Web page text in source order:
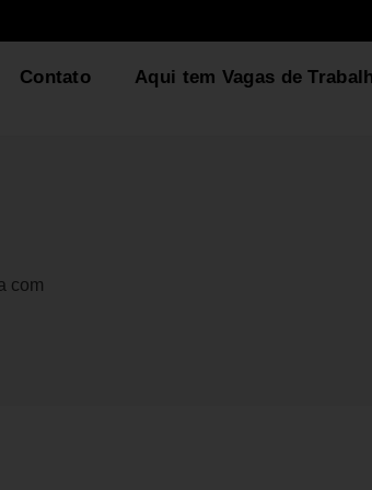
Contato Aqui tem Vagas de
com